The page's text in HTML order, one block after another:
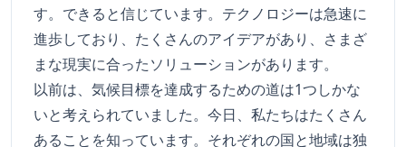
す。できると信じています。テクノロジーは急速に
進歩しており、たくさんのアイデアがあり、さまざ
まな現実に合ったソリューションがあります。
以前は、気候目標を達成するための道は1つしかな
いと考えられていました。今日、私たちはたくさん
あることを知っています。それぞれの国と地域は独